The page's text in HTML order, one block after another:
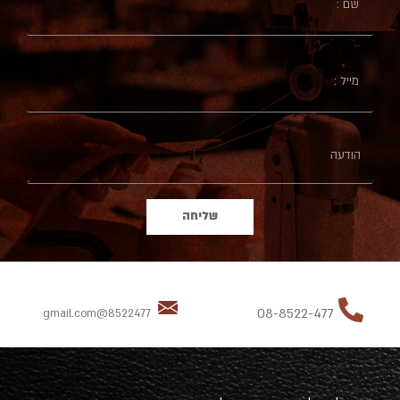
שליחה
08-8522-477
8522477@gmail.com